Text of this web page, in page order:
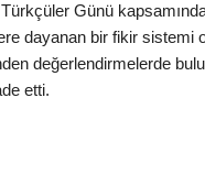
Günü
dayanan bir fikir sistemi
değerlendirmelerde
etti.